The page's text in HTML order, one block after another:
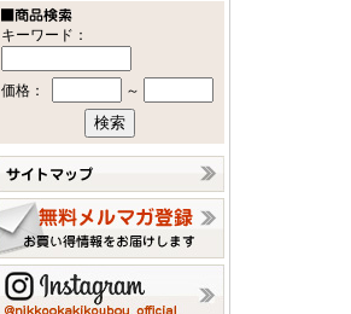
キーワード：
価格： ～